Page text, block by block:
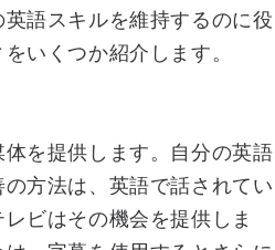
語スキルを維持するのに役
いくつか紹介します。
を提供します。自分の英語
方法は、英語で話されてい
ビはその機会を提供しま